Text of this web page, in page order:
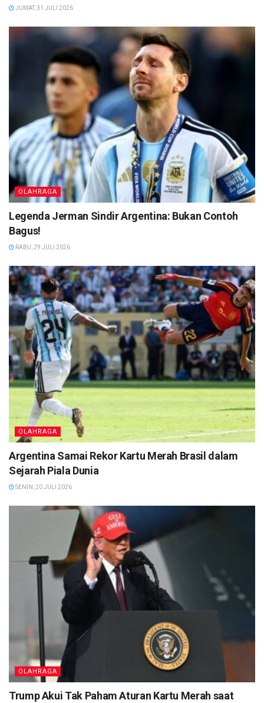
JUMAT, 31 JULI 2026
OLAHRAGA
Legenda Jerman Sindir Argentina: Bukan Contoh
Bagus!
RABU, 29 JULI 2026
OLAHRAGA
Argentina Samai Rekor Kartu Merah Brasil dalam
Sejarah Piala Dunia
SENIN, 20 JULI 2026
OLAHRAGA
Trump Akui Tak Paham Aturan Kartu Merah saat